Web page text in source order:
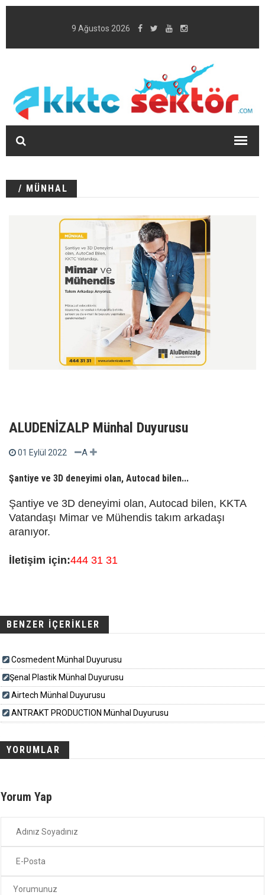
9 Ağustos 2026
/ MÜNHAL
ALUDENİZALP Münhal Duyurusu
01 Eylül 2022 A
Şantiye ve 3D deneyimi olan, Autocad bilen...
Şantiye ve 3D deneyimi olan, Autocad bilen, KKTA
Vatandaşı Mimar ve Mühendis takım arkadaşı
aranıyor.
İletişim için:444 31 31
BENZER İÇERİKLER
Cosmedent Münhal Duyurusu
​​​Şenal Plastik Münhal Duyurusu
Airtech Münhal Duyurusu
ANTRAKT PRODUCTION Münhal Duyurusu
YORUMLAR
Yorum Yap